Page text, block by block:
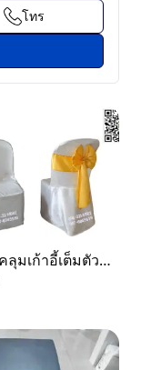
โทร
ผลิต ผ้าคลุมเก้าอี้เต็มตัว ผ้าคลุมเก้าอี้ประชุม ผ้าคลุมเก้าอี้จัดเลี้ยง ผ้าคลุมเก้าอี้โรงแรม ปลอกเก้าอี้ โทร 086-3214082